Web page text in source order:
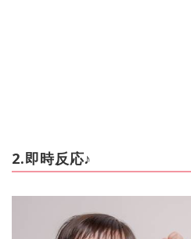
2.即時反応♪